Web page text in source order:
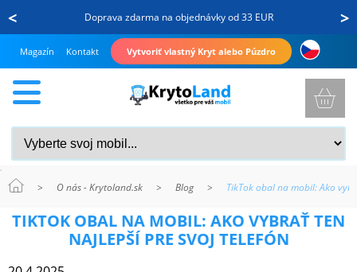
< >
Doprava zdarma na objednávky od 33 EUR
Magazín Kontakt Vytvoriť vlastný Kryt alebo Púzdro
A
TIKTOK OBAL NA MOBIL: AKO VYBRAŤ TEN
NAJLEPŠÍ PRE SVOJ TELEFÓN
> O nás - Krytoland.sk > Blog > TikTok obal na mobil: Ako